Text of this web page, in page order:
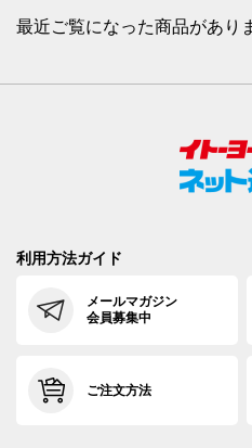
最近ご覧になった商品があり
利用方法ガイド
メールマガジン
会員募集中
ご注文方法